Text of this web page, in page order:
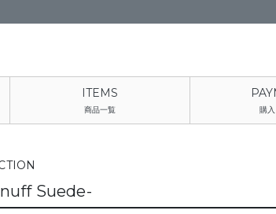
商品一覧 購
Suede-